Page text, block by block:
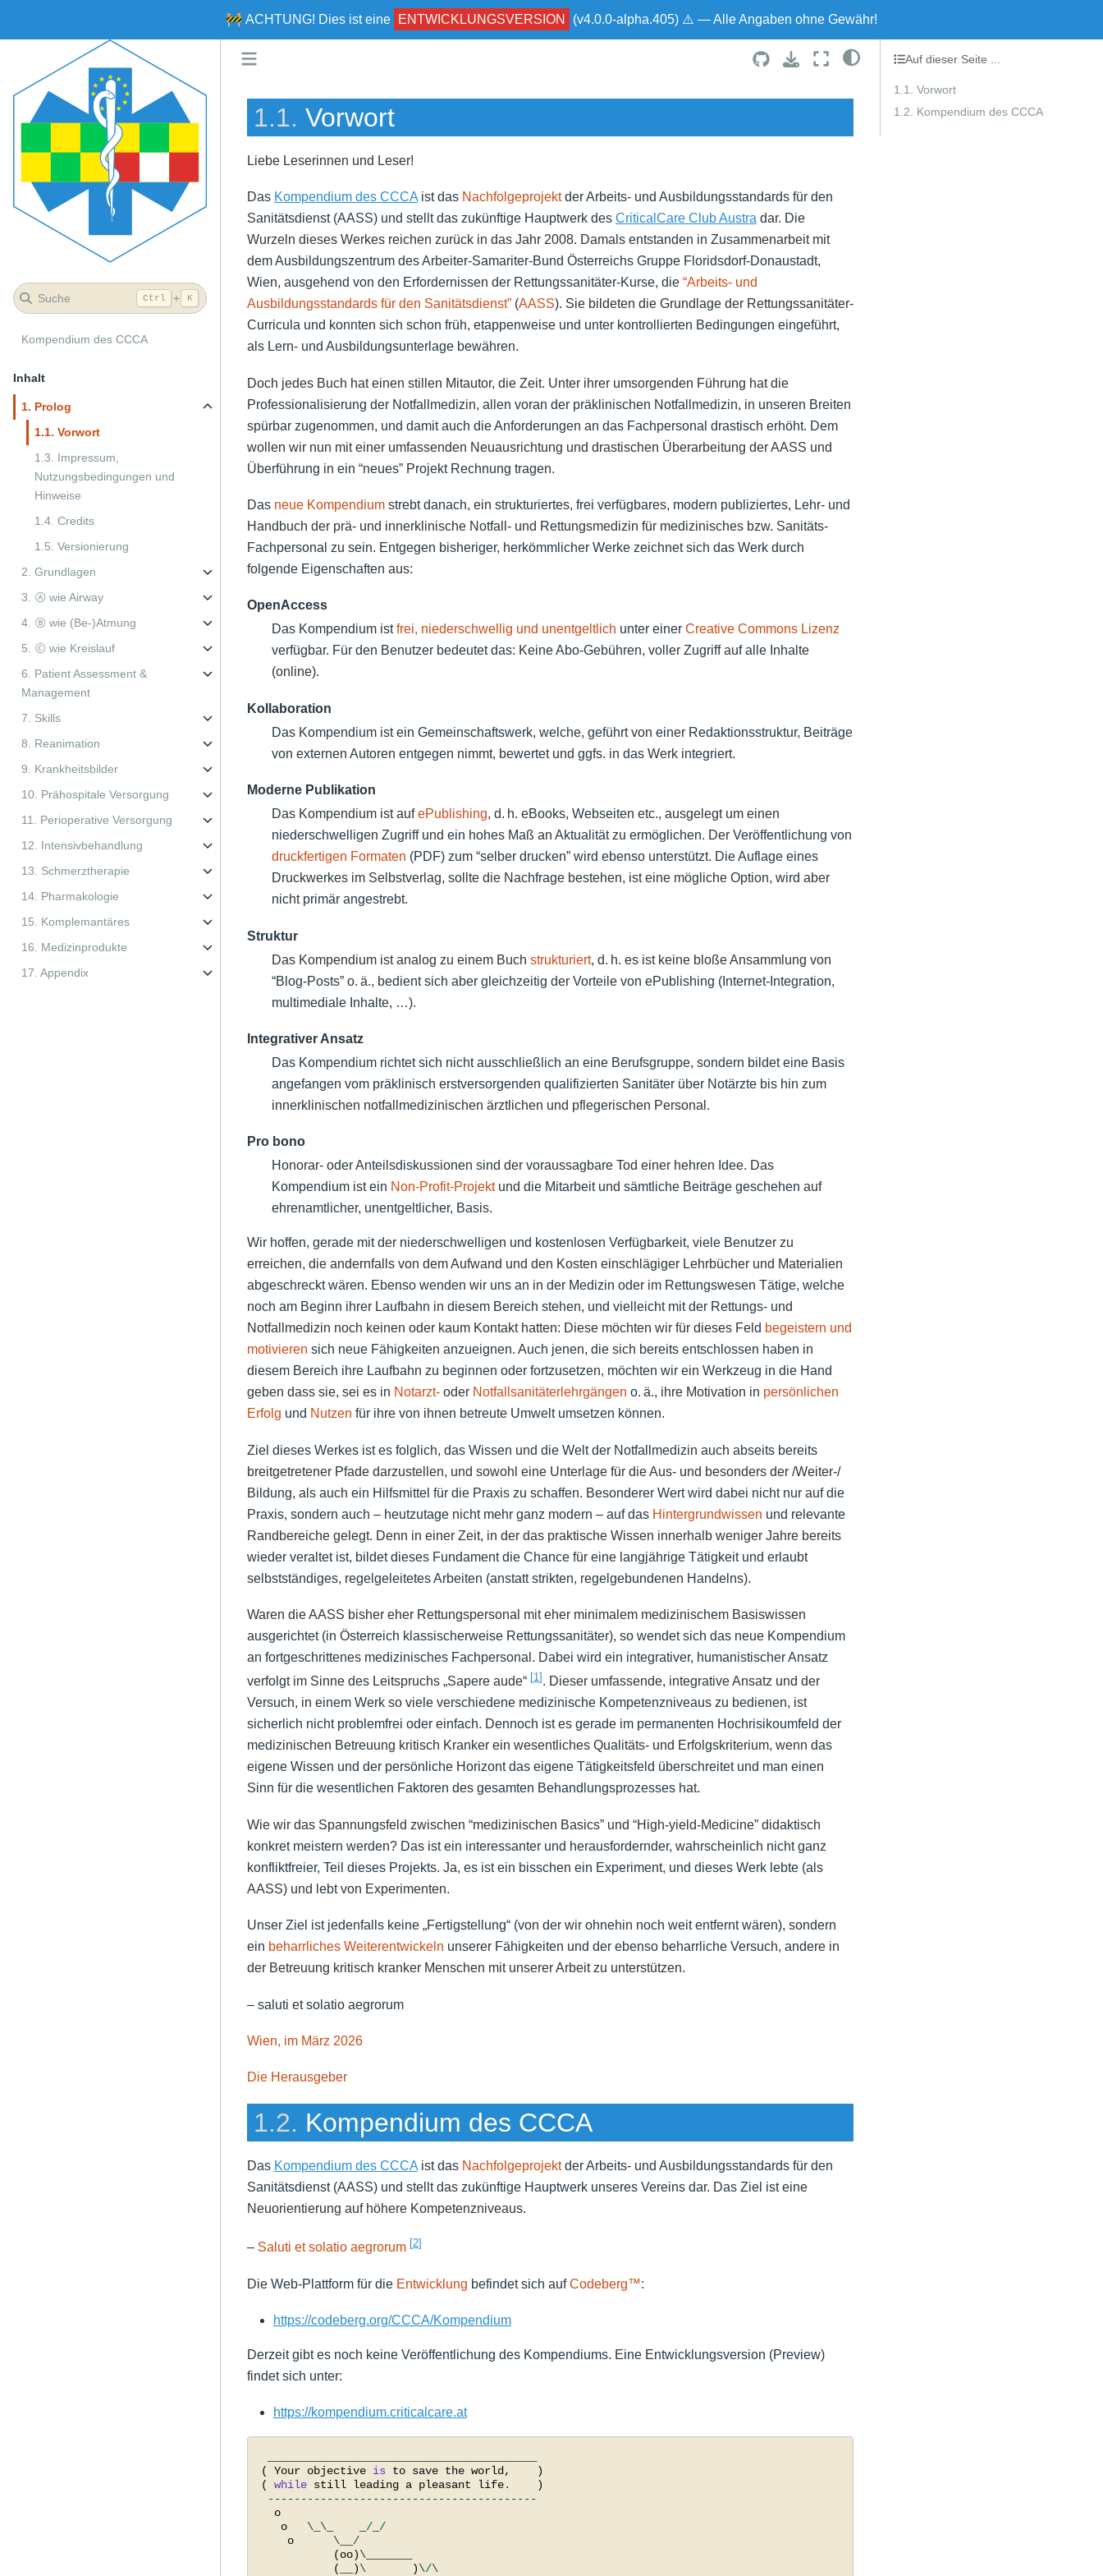
🚧 ACHTUNG! Dies ist eine ENTWICKLUNGSVERSION (v4.0.0-alpha.405) ⚠ — Alle Angaben ohne Gewähr!
Suche Ctrl + K
Kompendium des CCCA
Inhalt
1. Prolog
1.1. Vorwort
1.3. Impressum,
Nutzungsbedingungen und
Hinweise
1.4. Credits
1.5. Versionierung
2. Grundlagen
3. Ⓐ wie Airway
4. Ⓑ wie (Be-)Atmung
5. Ⓒ wie Kreislauf
6. Patient Assessment &
Management
7. Skills
8. Reanimation
9. Krankheitsbilder
10. Prähospitale Versorgung
11. Perioperative Versorgung
12. Intensivbehandlung
13. Schmerztherapie
14. Pharmakologie
15. Komplemantäres
16. Medizinprodukte
17. Appendix
1.1. Vorwort
Liebe Leserinnen und Leser!
Das Kompendium des CCCAist das Nachfolgeprojektder Arbeits- und Ausbildungsstandards für den
Sanitätsdienst (AASS) und stellt das zukünftige Hauptwerk des CriticalCare Club Austra dar. Die
Wurzeln dieses Werkes reichen zurück in das Jahr 2008. Damals entstanden in Zusammenarbeit mit
dem Ausbildungszentrum des Arbeiter-Samariter-Bund Österreichs Gruppe Floridsdorf-Donaustadt,
Wien, ausgehend von den Erfordernissen der Rettungssanitäter-Kurse, die “Arbeits- und
Ausbildungsstandards für den Sanitätsdienst”(AASS). Sie bildeten die Grundlage der Rettungssanitäter-
Curricula und konnten sich schon früh, etappenweise und unter kontrollierten Bedingungen eingeführt,
als Lern- und Ausbildungsunterlage bewähren.
Doch jedes Buch hat einen stillen Mitautor, die Zeit. Unter ihrer umsorgenden Führung hat die
Professionalisierung der Notfallmedizin, allen voran der präklinischen Notfallmedizin, in unseren Breiten
spürbar zugenommen, und damit auch die Anforderungen an das Fachpersonal drastisch erhöht. Dem
wollen wir nun mit einer umfassenden Neuausrichtung und drastischen Überarbeitung der AASS und
Überführung in ein “neues” Projekt Rechnung tragen.
Das neue Kompendiumstrebt danach, ein strukturiertes, frei verfügbares, modern publiziertes, Lehr- und
Handbuch der prä- und innerklinische Notfall- und Rettungsmedizin für medizinisches bzw. Sanitäts-
Fachpersonal zu sein. Entgegen bisheriger, herkömmlicher Werke zeichnet sich das Werk durch
folgende Eigenschaften aus:
OpenAccess
Das Kompendium istfrei, niederschwellig und unentgeltlich unter einer Creative Commons Lizenz
verfügbar. Für den Benutzer bedeutet das: Keine Abo-Gebühren, voller Zugriff auf alle Inhalte
(online).
Kollaboration
Das Kompendium ist ein Gemeinschaftswerk, welche, geführt von einer Redaktionsstruktur, Beiträge
von externen Autoren entgegen nimmt, bewertet und ggfs. in das Werk integriert.
Moderne Publikation
Das Kompendium ist aufePublishing, d. h. eBooks, Webseiten etc., ausgelegt um einen
niederschwelligen Zugriff und ein hohes Maß an Aktualität zu ermöglichen. Der Veröffentlichung von
druckfertigen Formaten (PDF) zum “selber drucken” wird ebenso unterstützt. Die Auflage eines
Druckwerkes im Selbstverlag, sollte die Nachfrage bestehen, ist eine mögliche Option, wird aber
nicht primär angestrebt.
Struktur
Das Kompendium ist analog zu einem Buch strukturiert, d. h. es ist keine bloße Ansammlung von
“Blog-Posts” o. ä., bedient sich aber gleichzeitig der Vorteile von ePublishing (Internet-Integration,
multimediale Inhalte, …).
Integrativer Ansatz
Das Kompendium richtet sich nicht ausschließlich an eine Berufsgruppe, sondern bildet eine Basis
angefangen vom präklinisch erstversorgenden qualifizierten Sanitäter über Notärzte bis hin zum
innerklinischen notfallmedizinischen ärztlichen und pflegerischen Personal.
Pro bono
Honorar- oder Anteilsdiskussionen sind der voraussagbare Tod einer hehren Idee. Das
Kompendium ist ein Non-Profit-Projektund die Mitarbeit und sämtliche Beiträge geschehen auf
ehrenamtlicher, unentgeltlicher, Basis.
Wir hoffen, gerade mit der niederschwelligen und kostenlosen Verfügbarkeit, viele Benutzer zu
erreichen, die andernfalls von dem Aufwand und den Kosten einschlägiger Lehrbücher und Materialien
abgeschreckt wären. Ebenso wenden wir uns an in der Medizin oder im Rettungswesen Tätige, welche
noch am Beginn ihrer Laufbahn in diesem Bereich stehen, und vielleicht mit der Rettungs- und
Notfallmedizin noch keinen oder kaum Kontakt hatten: Diese möchten wir für dieses Feld begeistern und
motivieren sich neue Fähigkeiten anzueignen. Auch jenen, die sich bereits entschlossen haben in
diesem Bereich ihre Laufbahn zu beginnen oder fortzusetzen, möchten wir ein Werkzeug in die Hand
geben dass sie, sei es in Notarzt-oder Notfallsanitäterlehrgängen o. ä., ihre Motivation in persönlichen
Erfolg und Nutzen für ihre von ihnen betreute Umwelt umsetzen können.
Ziel dieses Werkes ist es folglich, das Wissen und die Welt der Notfallmedizin auch abseits bereits
breitgetretener Pfade darzustellen, und sowohl eine Unterlage für die Aus- und besonders der /Weiter-/
Bildung, als auch ein Hilfsmittel für die Praxis zu schaffen. Besonderer Wert wird dabei nicht nur auf die
Praxis, sondern auch – heutzutage nicht mehr ganz modern – auf das Hintergrundwissen und relevante
Randbereiche gelegt. Denn in einer Zeit, in der das praktische Wissen innerhalb weniger Jahre bereits
wieder veraltet ist, bildet dieses Fundament die Chance für eine langjährige Tätigkeit und erlaubt
selbstständiges, regelgeleitetes Arbeiten (anstatt strikten, regelgebundenen Handelns).
Waren die AASS bisher eher Rettungspersonal mit eher minimalem medizinischem Basiswissen
ausgerichtet (in Österreich klassischerweise Rettungssanitäter), so wendet sich das neue Kompendium
an fortgeschrittenes medizinisches Fachpersonal. Dabei wird ein integrativer, humanistischer Ansatz
verfolgt im Sinne des Leitspruchs „Sapere aude“ [1] . Dieser umfassende, integrative Ansatz und der
Versuch, in einem Werk so viele verschiedene medizinische Kompetenzniveaus zu bedienen, ist
sicherlich nicht problemfrei oder einfach. Dennoch ist es gerade im permanenten Hochrisikoumfeld der
medizinischen Betreuung kritisch Kranker ein wesentliches Qualitäts- und Erfolgskriterium, wenn das
eigene Wissen und der persönliche Horizont das eigene Tätigkeitsfeld überschreitet und man einen
Sinn für die wesentlichen Faktoren des gesamten Behandlungsprozesses hat.
Wie wir das Spannungsfeld zwischen “medizinischen Basics” und “High-yield-Medicine” didaktisch
konkret meistern werden? Das ist ein interessanter und herausfordernder, wahrscheinlich nicht ganz
konfliktfreier, Teil dieses Projekts. Ja, es ist ein bisschen ein Experiment, und dieses Werk lebte (als
AASS) und lebt von Experimenten.
Unser Ziel ist jedenfalls keine „Fertigstellung“ (von der wir ohnehin noch weit entfernt wären), sondern
ein beharrliches Weiterentwickeln unserer Fähigkeiten und der ebenso beharrliche Versuch, andere in
der Betreuung kritisch kranker Menschen mit unserer Arbeit zu unterstützen.
– saluti et solatio aegrorum
Wien, im März 2026
Die Herausgeber
1.2. Kompendium des CCCA
Das Kompendium des CCCAist das Nachfolgeprojektder Arbeits- und Ausbildungsstandards für den
Sanitätsdienst (AASS) und stellt das zukünftige Hauptwerk unseres Vereins dar. Das Ziel ist eine
Neuorientierung auf höhere Kompetenzniveaus.
– Saluti et solatio aegrorum [2]
Die Web-Plattform für die Entwicklung befindet sich aufCodeberg™:
https://codeberg.org/CCCA/Kompendium
Derzeit gibt es noch keine Veröffentlichung des Kompendiums. Eine Entwicklungsversion (Preview)
findet sich unter:
https://kompendium.criticalcare.at
(
Your objective is to save the world,
)
(
while still leading a pleasant life.
)
-----------------------------------------
o
o
   \
_ \_ /_ /
o
      \
__ /
(oo)\_______
(
)\ )\/\
Auf dieser Seite ...
1.1. Vorwort
1.2. Kompendium des CCCA